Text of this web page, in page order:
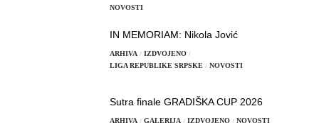
NOVOSTI
IN MEMORIAM: Nikola Jović
ARHIVA
IZDVOJENO
LIGA REPUBLIKE SRPSKE
NOVOSTI
Sutra finale GRADIŠKA CUP 2026
ARHIVA GALERIJA IZDVOJENO NOVOSTI